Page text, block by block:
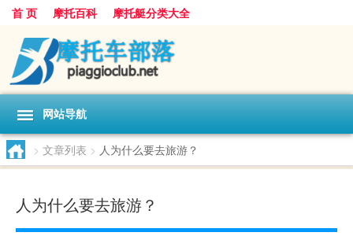
首 页 摩托百科 摩托艇分类大全
网站导航
> 文章列表 > 人为什么要去旅游？
人为什么要去旅游？